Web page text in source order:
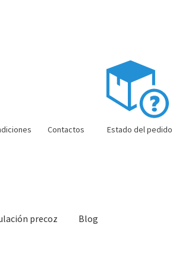
Contactos Estado del pedido
precoz Blog